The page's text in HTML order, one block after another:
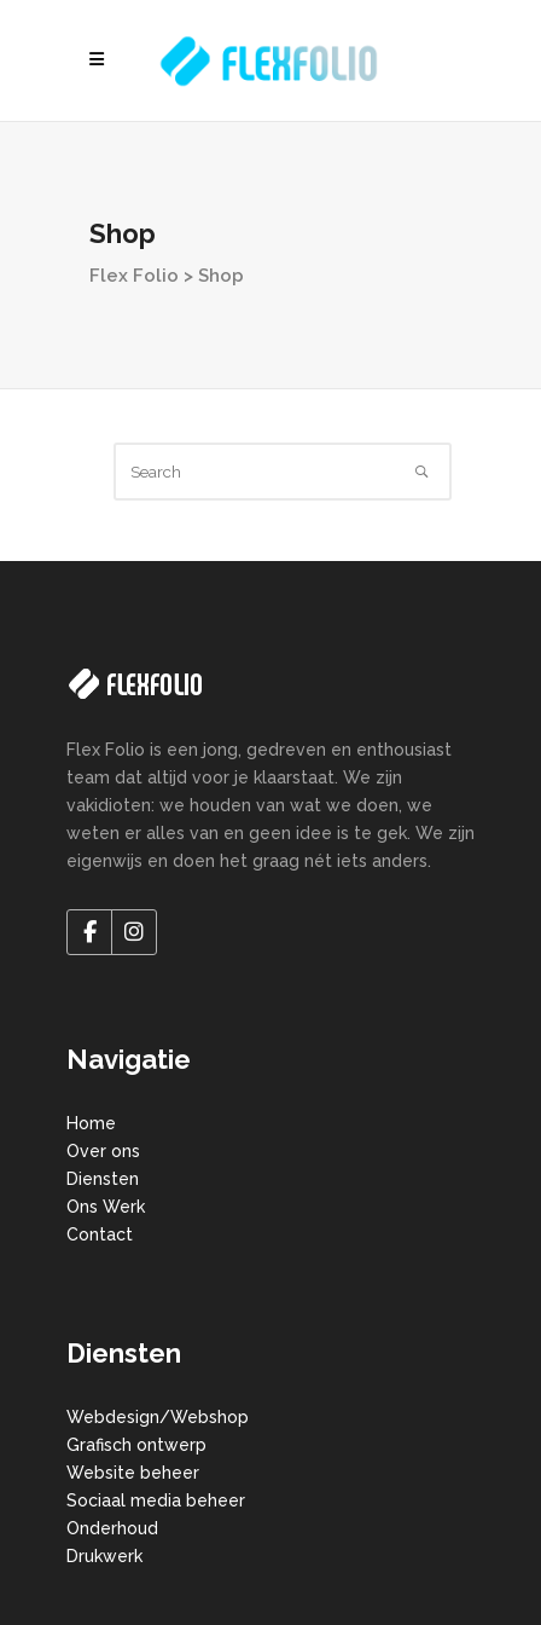
Shop
Flex Folio > Shop
Flex Folio is een jong, gedreven en enthousiast
team dat altijd voor je klaarstaat. We zijn
vakidioten: we houden van wat we doen, we
weten er alles van en geen idee is te gek. We zijn
eigenwijs en doen het graag nét iets anders.
Navigatie
Home
Over ons
Diensten
Ons Werk
Contact
Diensten
Webdesign/Webshop
Grafisch ontwerp
Website beheer
Sociaal media beheer
Onderhoud
Drukwerk